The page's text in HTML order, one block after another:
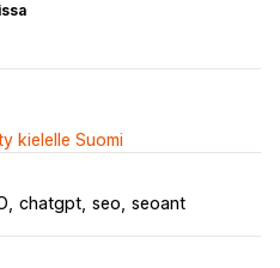
kielelle Suomi
chatgpt seo seoant